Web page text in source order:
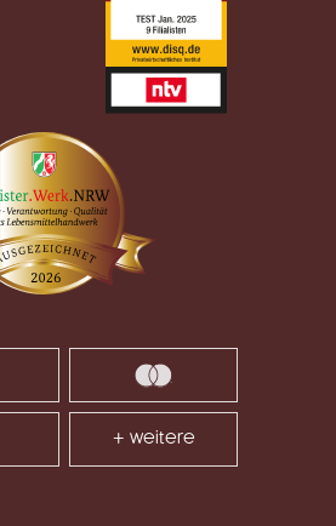
+ weitere